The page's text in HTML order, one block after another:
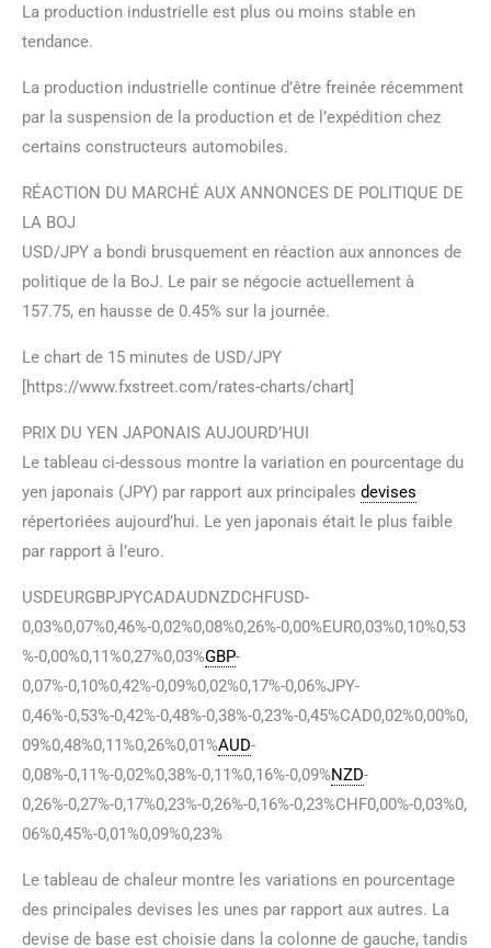
La production industrielle est plus ou moins stable en
tendance.
La production industrielle continue d’être freinée récemment
par la suspension de la production et de l’expédition chez
certains constructeurs automobiles.
RÉACTION DU MARCHÉ AUX ANNONCES DE POLITIQUE DE
LA BOJ
USD/JPY a bondi brusquement en réaction aux annonces de
politique de la BoJ. Le pair se négocie actuellement à
157.75, en hausse de 0.45% sur la journée.
Le chart de 15 minutes de USD/JPY
[https://www.fxstreet.com/rates-charts/chart]
PRIX DU YEN JAPONAIS AUJOURD’HUI
Le tableau ci-dessous montre la variation en pourcentage du
yen japonais (JPY) par rapport aux principales devises
répertoriées aujourd’hui. Le yen japonais était le plus faible
par rapport à l’euro.
USDEURGBPJPYCADAUDNZDCHFUSD-
0,03%0,07%0,46%-0,02%0,08%0,26%-0,00%EUR0,03%0,10%0,53
%-0,00%0,11%0,27%0,03%GBP-
0,07%-0,10%0,42%-0,09%0,02%0,17%-0,06%JPY-
0,46%-0,53%-0,42%-0,48%-0,38%-0,23%-0,45%CAD0,02%0,00%0,
09%0,48%0,11%0,26%0,01%AUD-
0,08%-0,11%-0,02%0,38%-0,11%0,16%-0,09%NZD-
0,26%-0,27%-0,17%0,23%-0,26%-0,16%-0,23%CHF0,00%-0,03%0,
06%0,45%-0,01%0,09%0,23%
Le tableau de chaleur montre les variations en pourcentage
des principales devises les unes par rapport aux autres. La
devise de base est choisie dans la colonne de gauche, tandis